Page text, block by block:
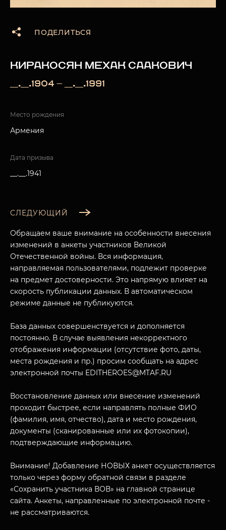
МУЗЕЙНЫЙ КОМПЛЕКС
ПОСЕТИТЕЛЯМ
О НАС
ПОДЕЛИТЬСЯ
КИРАКОСЯН МЕХАК СААКОВИЧ
__.__.1904 — __.__.1991
Место рождения
Армения
Дата призыва
__.__.1941
СЛЕДУЮЩИЙ
Обращаем ваше внимание на особенности внесения
изменений в анкеты участников Великой
Отечественной войны. Вся информация,
направляемая пользователями, подлежит проверке
на предмет достоверности. Это напрямую влияет на
скорость публикации данных. В автоматическом
режиме данные не публикуются.
База данных совершенствуется и дополняется
постоянно. В случае выявления некорректного
отображения информации (отсутствие фото, даты,
места рождения и пр.) просим сообщать на адрес
электронной почты EDITHEROES@MTAF.RU
Восстановление данных или внесение изменений
проходит быстрее, если направлять полные ФИО
(фамилия, имя, отчество), дата и место рождения,
документы (сканированные или их фотокопии),
подтверждающие информацию.
Внимание! Добавление НОВЫХ анкет осуществляется
только через форму обратной связи в разделе
«Сохранить участника ВОВ» на главной странице
сайта. Анкеты, направленные по электронной почте -
не рассматриваются.